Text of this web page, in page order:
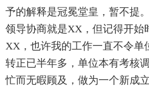
予的解释是冠冕堂皇，暂不提
领导协商就是XX，但记得开始
XX，也许我的工作一直不令单
转正已半年多，单位本有考核
忙而无暇顾及，做为一个新成